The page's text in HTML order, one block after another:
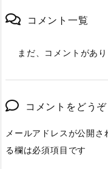
コメント一覧
まだ、コメントがあ
コメントをどうぞ
メールアドレスが公開さ
る欄は必須項目です